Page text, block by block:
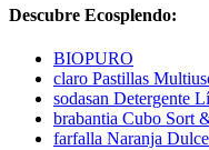
Descubre Ecosplendo:
BIOPURO
claro Pastillas
sodasan Detergente
brabantia Cubo Sort
farfalla Naranja